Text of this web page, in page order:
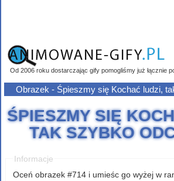
Od 2006 roku dostarczając gify pomogliśmy już łącznie
Obrazek - Śpieszmy się Kochać ludzi,
ŚPIESZMY SIĘ
TAK SZYBKO
Informacje
Oceń obrazek #714 i umieśc go wyżej w